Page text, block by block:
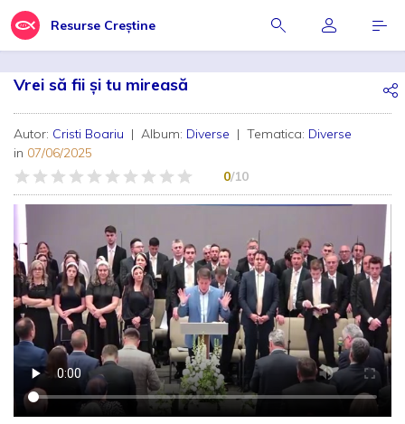
Resurse Creștine
Vrei să fii și tu mireasă
Autor: Cristi Boariu | Album: Diverse | Tematica: Diverse
in 07/06/2025
0/10